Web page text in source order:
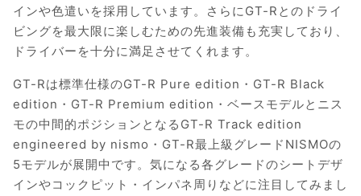
インや色遣いを採用しています。さらにGT-Rとのドライ
ビングを最大限に楽しむための先進装備も充実しており、
ドライバーを十分に満足させてくれます。
GT-Rは標準仕様のGT-R Pure edition・GT-R Black
edition・GT-R Premium edition・ベースモデルとニス
モの中間的ポジションとなるGT-R Track edition
engineered by nismo・GT-R最上級グレードNISMOの
5モデルが展開中です。気になる各グレードのシートデザ
インやコックピット・インパネ周りなどに注目してみまし